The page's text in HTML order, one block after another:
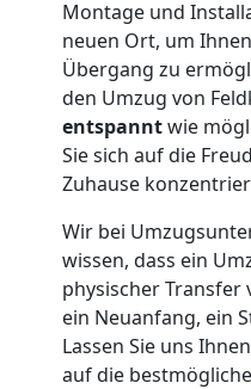
Montage und
neuen Ort, um
Übergang zu
den Umzug von
entspanntwie
Sie sich auf die
Zuhause
Wir bei
wissen, dass ein
physischer Transfer
ein Neuanfang, ein
Lassen Sie uns
auf die
Feldkirch
Umzug
für
Senioren